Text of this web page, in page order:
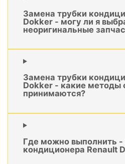
Замена трубки
Dokker - могу ли я
неоригинальные
Замена трубки
Dokker - какие методы
принимаются?
Где можно выполнить -
кондиционера Renault